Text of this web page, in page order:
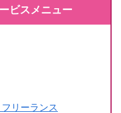
ビスメニュー
リーランス